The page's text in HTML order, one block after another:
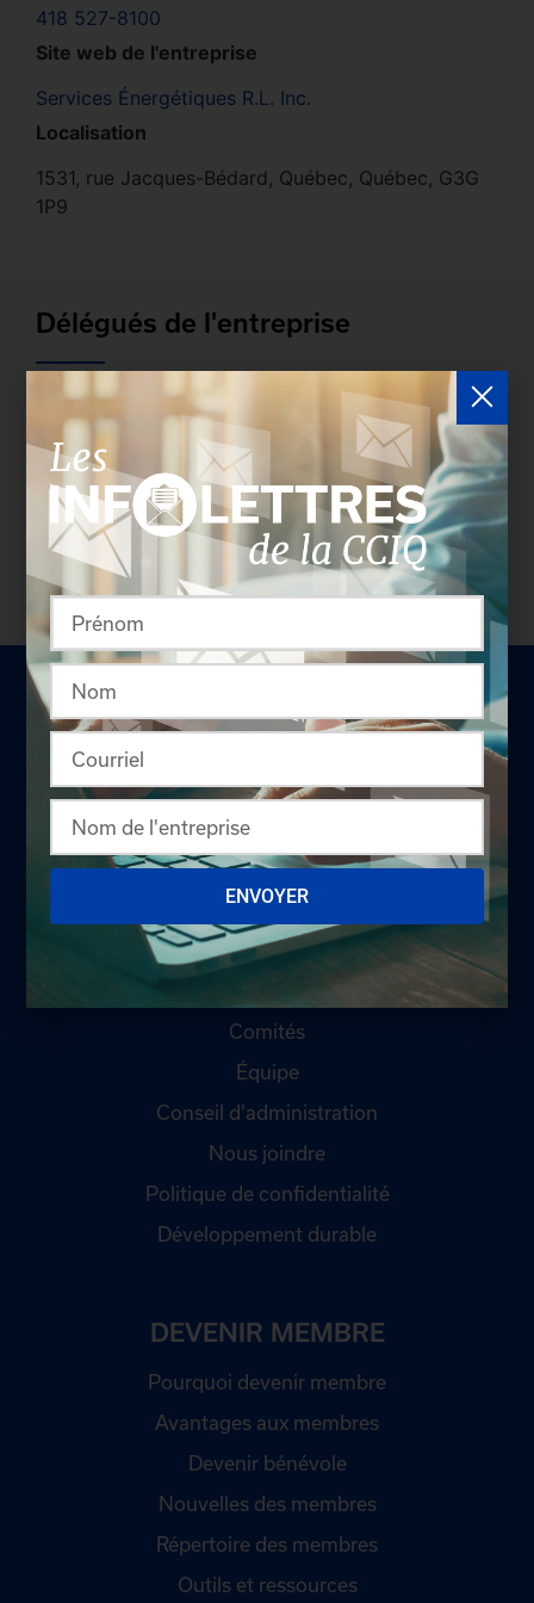
418 527-8100
Site web de l'entreprise
Services Énergétiques R.L. Inc.
Localisation
1531, rue Jacques-Bédard, Québec, Québec, G3G
1P9
Délégués de l'entreprise
Les entreprises membres peuvent bénéficier d’une
version plus détaillée du répertoire via leur espace
sécurisé.
Connectez-vous
afin de consulter le
profil complet des entreprises incluant les
coordonnées des délégués inscrits. Vous n'êtes
pas membre? N'attendez plus et devenez membre!
LA CHAMBRE
Offres d'emploi
Appel d'offres
Comités
Équipe
Conseil d'administration
Nous joindre
Politique de confidentialité
Développement durable
DEVENIR MEMBRE
Pourquoi devenir membre
Avantages aux membres
Devenir bénévole
Nouvelles des membres
Répertoire des membres
Outils et ressources
ENVOYER